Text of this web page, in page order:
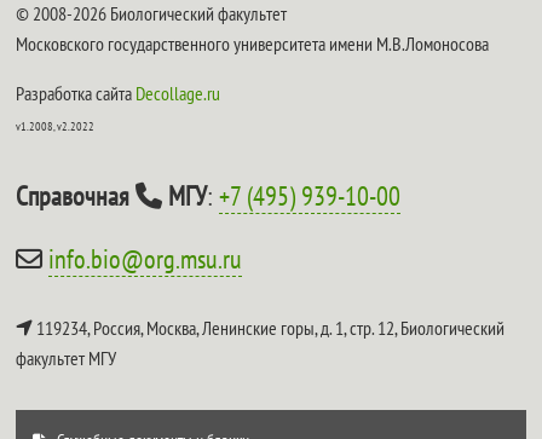
© 2008-2026 Биологический факультет
Московского государственного университета имени М.В.Ломоносова
Разработка сайта Decollage.ru
v1.2008, v2.2022
Справочная МГУ:+7 (495) 939-10-00
info.bio@org.msu.ru
119234, Россия, Москва, Ленинские горы, д. 1, стр. 12,Биологический
факультет МГУ